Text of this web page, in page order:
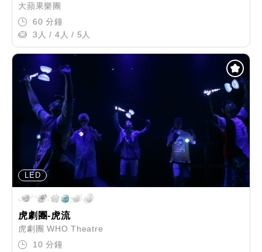
大蘋果樂團
60 分鐘
3人 / 4人 / 5人
LED
虎劇團-虎流
虎劇團 WHO Theatre
10 分鐘